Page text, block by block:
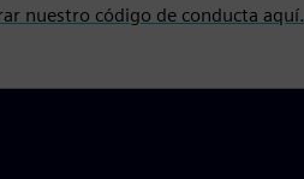
nuestro código de conducta aquí.